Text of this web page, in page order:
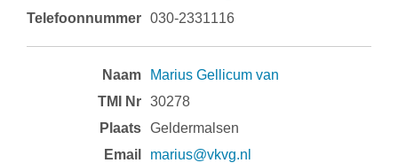
030-2331116
Marius Gellicum van
30278
Geldermalsen
marius@vkvg.nl